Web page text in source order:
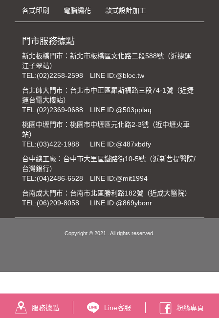
各式印刷 電腦繡花 款式設計加工
門市服務據點
新北板橋門市：新北市板橋區文化路二段588號（近捷運
江子翠站）
TEL:(02)2258-2598
LINE ID:@bloc.tw
台北師大門市：台北市中正區羅斯福路三段74-1號（近捷
運台電大樓站）
TEL:(02)2369-0688
LINE ID:@503pplaq
桃園中壢門市：桃園市中壢區元化路2-3號（近中壢火車
站）
TEL:(03)422-1988
LINE ID:@487xbdfy
台中總工廠：台中市大里區鐵路街10-5號（近新菩提醫院/
台灣銀行）
TEL:(04)2486-6528
LINE ID:@mit1994
台南成大門市：台南市北區勝利路182號（近成大醫院）
TEL:(06)209-8058 LINE ID:@869ybonr
Copyright © 2021 . All rights reserved.
服務據點 Line客服 粉絲專頁